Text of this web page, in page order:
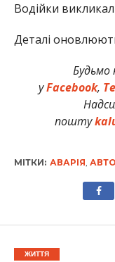
Водійки
Деталі
Будьмо
уFacebook,
пошту
МІТКИ: АВАРІЯ,
ЖИТТЯ